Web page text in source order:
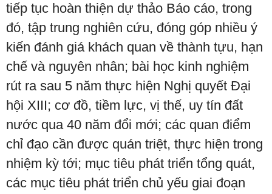
tiếp tục hoàn thiện dự thảo Báo cáo, trong
đó, tập trung nghiên cứu, đóng góp nhiều ý
kiến đánh giá khách quan về thành tựu, hạn
chế và nguyên nhân; bài học kinh nghiệm
rút ra sau 5 năm thực hiện Nghị quyết Đại
hội XIII; cơ đồ, tiềm lực, vị thế, uy tín đất
nước qua 40 năm đổi mới; các quan điểm
chỉ đạo cần được quán triệt, thực hiện trong
nhiệm kỳ tới; mục tiêu phát triển tổng quát,
các mục tiêu phát triển chủ yếu giai đoạn